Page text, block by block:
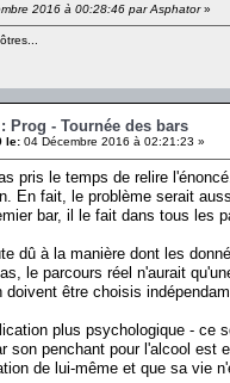
2016 à 00:28:46 par Asphator»
: Prog - Tournée des bars
le: 04 Décembre 2016 à 02:21:23 »
pris le temps de relire l'énoncé.
En fait, le problème serait
bar, il le fait dans tous les
dû à la manière dont les
le parcours réel n'aurait
être choisis
plus psychologique - ce
son penchant pour l'alcool est
de lui-même et que sa vie